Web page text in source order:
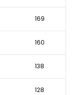
169
160
138
128